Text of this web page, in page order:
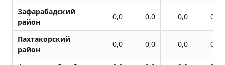
Зафарабадский
район
0,0 0,0 0,0 0,0
Пахтакорский
район
0,0 0,0 0,0 0,0